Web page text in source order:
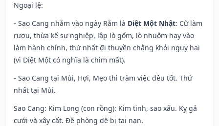
Ngoại lệ:
- Sao Cang nhằm vào ngày Rằm là Diệt Một Nhật: Cữ làm
rượu, thừa kế sự nghiệp, lập lò gốm, lò nhuộm hay vào
làm hành chính, thứ nhất đi thuyền chẳng khỏi nguy hại
(vì Diệt Một có nghĩa là chìm mất).
- Sao Cang tại Mùi, Hợi, Mẹo thì trăm việc đều tốt. Thứ
nhất tại Mùi.
Sao Cang: Kim Long (con rồng): Kim tinh, sao xấu. Kỵ gả
cưới và xây cất. Đề phòng dễ bị tai nạn.